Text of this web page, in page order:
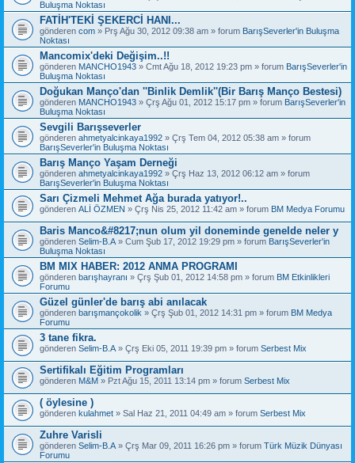
Buluşma Noktası
FATİH'TEKİ ŞEKERCİ HANI...
gönderen com » Prş Ağu 30, 2012 09:38 am » forum BarışSeverler'in Buluşma
Noktası
Mancomix'deki Değişim..!!
gönderen MANCHO1943 » Cmt Ağu 18, 2012 19:23 pm » forum BarışSeverler'in
Buluşma Noktası
Doğukan Manço'dan ''Binlik Demlik''(Bir Barış Manço Bestesi)
gönderen MANCHO1943 » Çrş Ağu 01, 2012 15:17 pm » forum BarışSeverler'in
Buluşma Noktası
Sevgili Barışseverler
gönderen ahmetyalcinkaya1992 » Çrş Tem 04, 2012 05:38 am » forum
BarışSeverler'in Buluşma Noktası
Barış Manço Yaşam Derneği
gönderen ahmetyalcinkaya1992 » Çrş Haz 13, 2012 06:12 am » forum
BarışSeverler'in Buluşma Noktası
Sarı Çizmeli Mehmet Ağa burada yatıyor!..
gönderen ALİ ÖZMEN » Çrş Nis 25, 2012 11:42 am » forum BM Medya Forumu
Baris Manco&#8217;nun olum yil doneminde genelde neler y
gönderen Selim-B.A » Cum Şub 17, 2012 19:29 pm » forum BarışSeverler'in
Buluşma Noktası
BM MIX HABER: 2012 ANMA PROGRAMI
gönderen barışhayranı » Çrş Şub 01, 2012 14:58 pm » forum BM Etkinlikleri
Forumu
Güzel günler'de barış abi anılacak
gönderen barışmançokolik » Çrş Şub 01, 2012 14:31 pm » forum BM Medya
Forumu
3 tane fikra.
gönderen Selim-B.A » Çrş Eki 05, 2011 19:39 pm » forum Serbest Mix
Sertifikalı Eğitim Programları
gönderen M&M » Pzt Ağu 15, 2011 13:14 pm » forum Serbest Mix
( öylesine )
gönderen kulahmet » Sal Haz 21, 2011 04:49 am » forum Serbest Mix
Zuhre Varisli
gönderen Selim-B.A » Çrş Mar 09, 2011 16:26 pm » forum Türk Müzik Dünyası
Forumu